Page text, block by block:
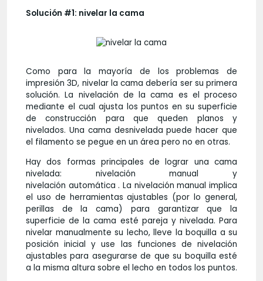
Solución #1: nivelar la cama
Como para la mayoría de los problemas de
impresión 3D, nivelar la cama debería ser su primera
solución. La nivelación de la cama es el proceso
mediante el cual ajusta los puntos en su superficie
de construcción para que queden planos y
nivelados. Una cama desnivelada puede hacer que
el filamento se pegue en un área pero no en otras.
Hay dos formas principales de lograr una cama
nivelada: nivelación manual y
nivelación automática . La nivelación manual implica
el uso de herramientas ajustables (por lo general,
perillas de la cama) para garantizar que la
superficie de la cama esté pareja y nivelada. Para
nivelar manualmente su lecho, lleve la boquilla a su
posición inicial y use las funciones de nivelación
ajustables para asegurarse de que su boquilla esté
a la misma altura sobre el lecho en todos los puntos.